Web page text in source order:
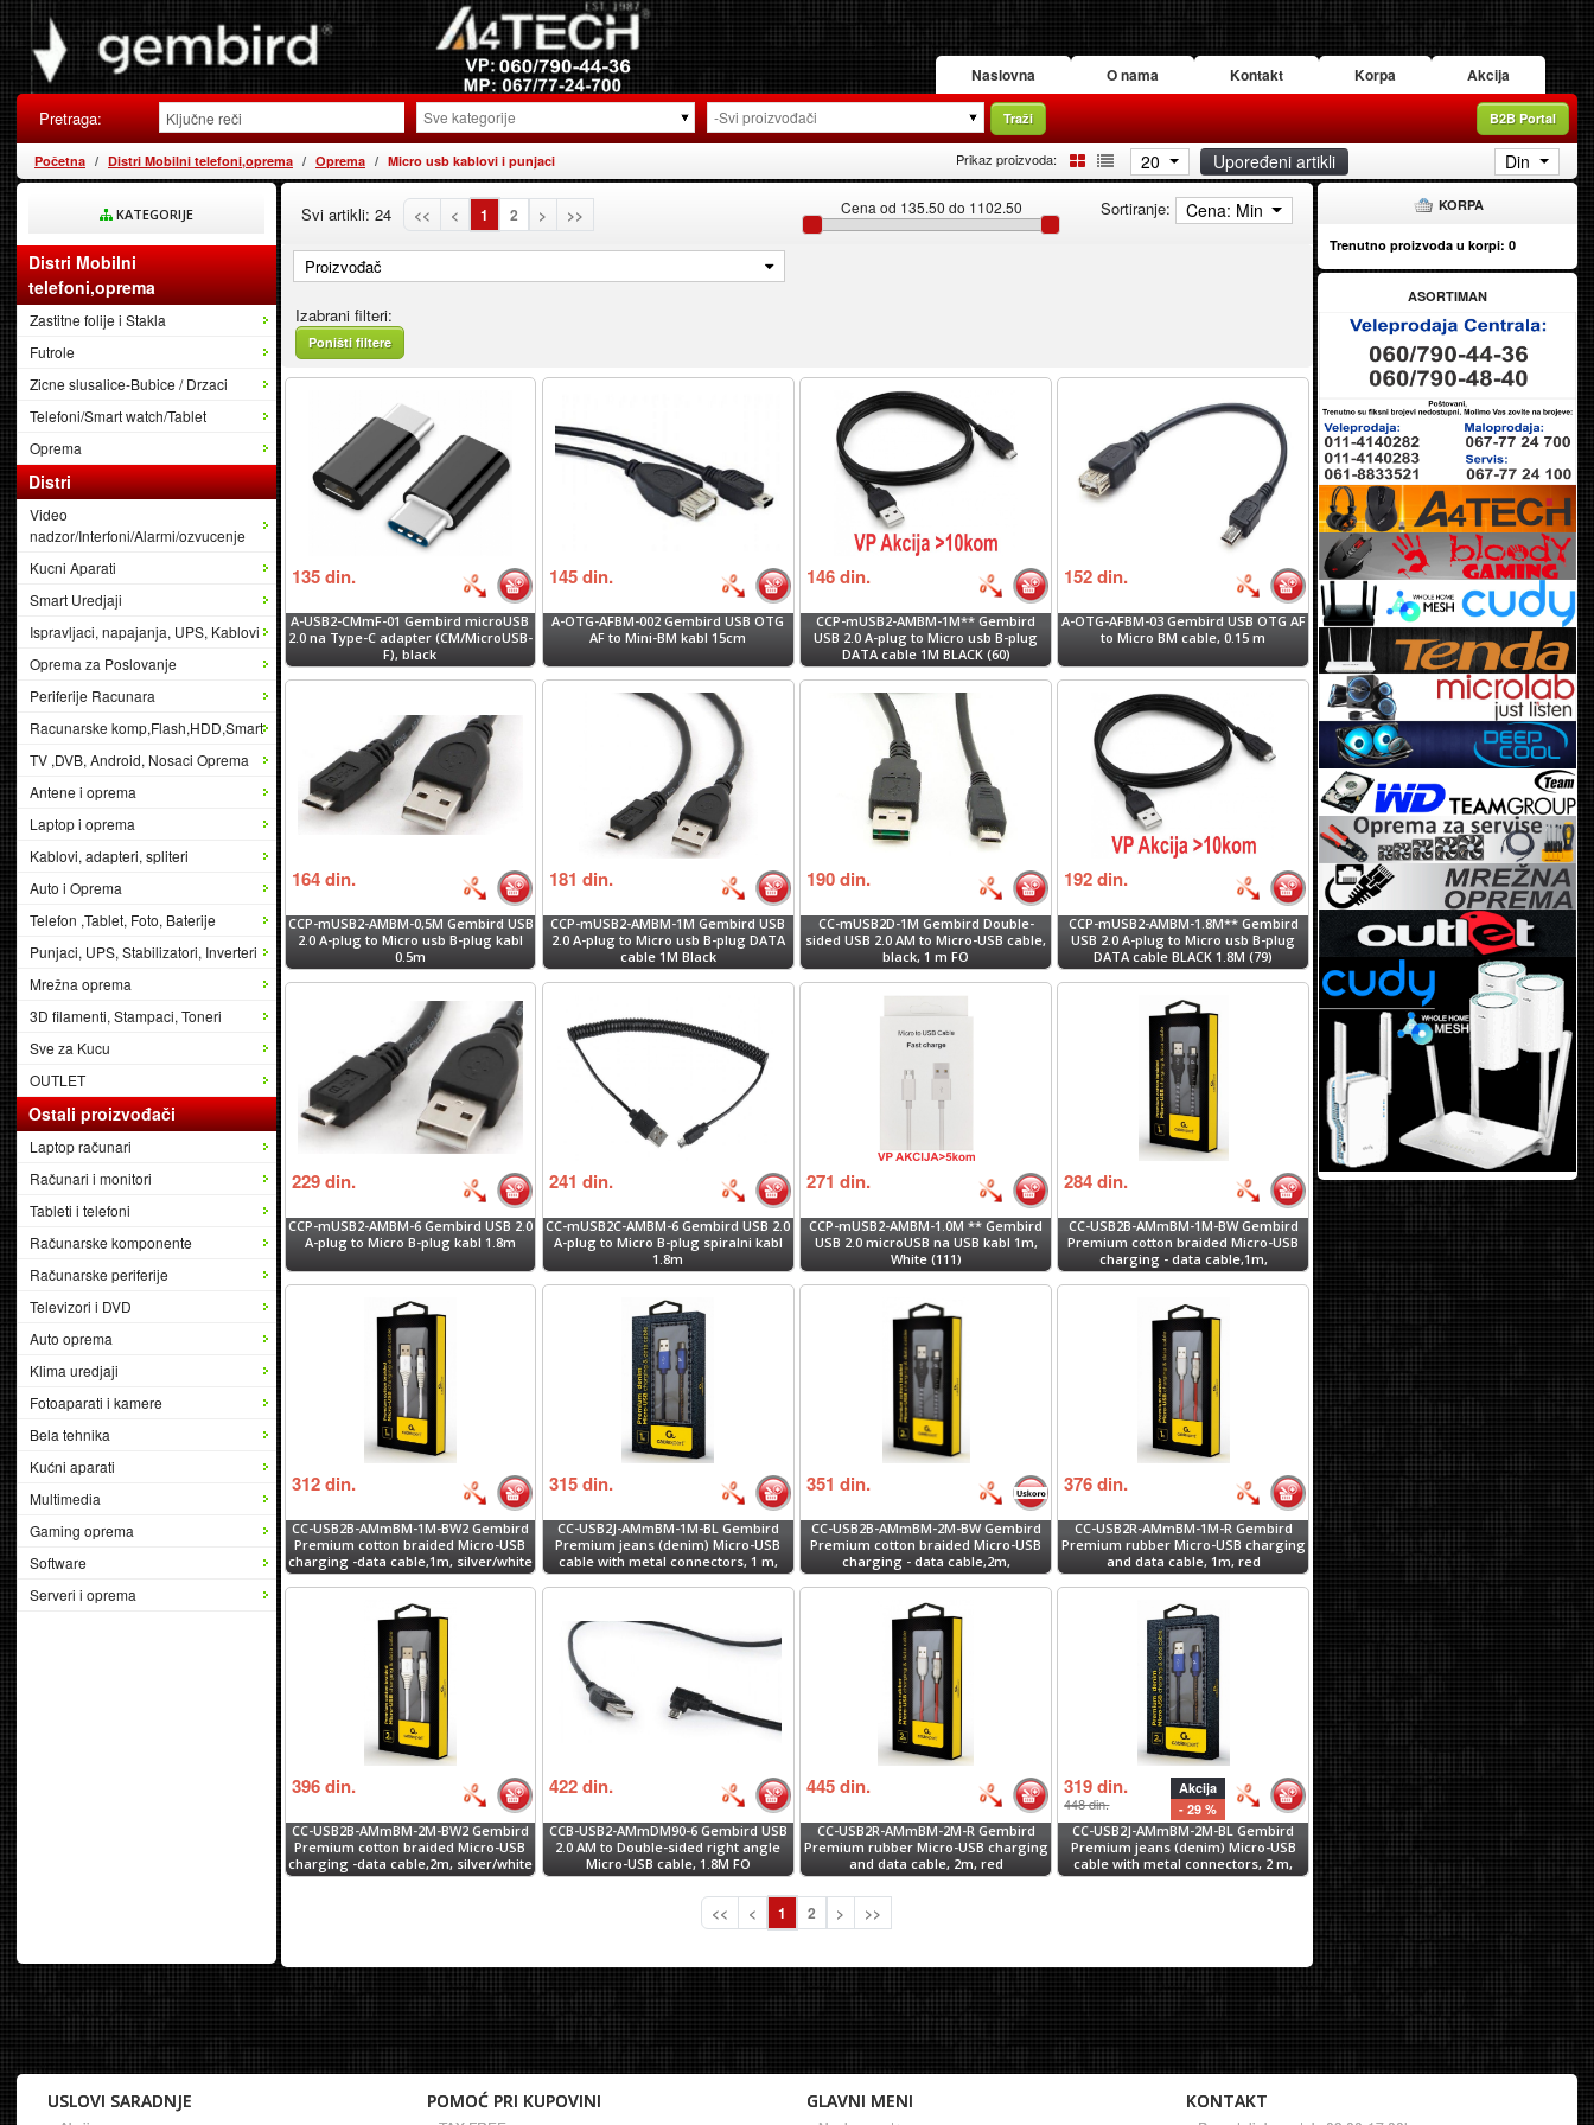
Naslovna O nama Kontakt Korpa Akcija
Pretraga: Traži B2B Portal
Početna Distri Mobilni telefoni,oprema Oprema Micro usb kablovi i punjaci Prikaz proizvoda: 20 Upoređeni artikli Din
KATEGORIJE
Distri Mobilni
telefoni,oprema
Zastitne folije i Stakla
Futrole
Zicne slusalice-Bubice / Drzaci
Telefoni/Smart watch/Tablet
Oprema
Distri
Video
nadzor/Interfoni/Alarmi/ozvucenje
Kucni Aparati
Smart Uredjaji
Ispravljaci, napajanja, UPS, Kablovi
Oprema za Poslovanje
Periferije Racunara
Racunarske komp,Flash,HDD,Smart
TV ,DVB, Android, Nosaci Oprema
Antene i oprema
Laptop i oprema
Kablovi, adapteri, spliteri
Auto i Oprema
Telefon ,Tablet, Foto, Baterije
Punjaci, UPS, Stabilizatori, Inverteri
Mrežna oprema
3D filamenti, Stampaci, Toneri
Sve za Kucu
OUTLET
Ostali proizvođači
Laptop računari
Računari i monitori
Tableti i telefoni
Računarske komponente
Računarske periferije
Televizori i DVD
Auto oprema
Klima uredjaji
Fotoaparati i kamere
Bela tehnika
Kućni aparati
Multimedia
Gaming oprema
Software
Serveri i oprema
Svi artikli: 24 << < 1 2 > >> Cena od 135.50 do 1102.50 Sortiranje: Cena: Min
Proizvođač
Izabrani filteri:
Poništi filtere
135din.
A-USB2-CMmF-01 Gembird microUSB
2.0 na Type-C adapter (CM/MicroUSB-
F), black
145din.
A-OTG-AFBM-002 Gembird USB OTG
AF to Mini-BM kabl 15cm
146din.
CCP-mUSB2-AMBM-1M** Gembird
USB 2.0 A-plug to Micro usb B-plug
DATA cable 1M BLACK (60)
152din.
A-OTG-AFBM-03 Gembird USB OTG AF
to Micro BM cable, 0.15 m
164din.
CCP-mUSB2-AMBM-0,5M Gembird USB
2.0 A-plug to Micro usb B-plug kabl
0.5m
181 din.
CCP-mUSB2-AMBM-1M Gembird USB
2.0 A-plug to Micro usb B-plug DATA
cable 1M Black
190din.
CC-mUSB2D-1M Gembird Double-
sided USB 2.0 AM to Micro-USB cable,
black, 1 m FO
192din.
CCP-mUSB2-AMBM-1.8M** Gembird
USB 2.0 A-plug to Micro usb B-plug
DATA cable BLACK 1.8M (79)
229din.
CCP-mUSB2-AMBM-6 Gembird USB 2.0
A-plug to Micro B-plug kabl 1.8m
241 din.
CC-mUSB2C-AMBM-6 Gembird USB 2.0
A-plug to Micro B-plug spiralni kabl
1.8m
271din.
CCP-mUSB2-AMBM-1.0M ** Gembird
USB 2.0 microUSB na USB kabl 1m,
White (111)
284din.
CC-USB2B-AMmBM-1M-BW Gembird
Premium cotton braided Micro-USB
charging - data cable,1m,
black/white
312din.
CC-USB2B-AMmBM-1M-BW2 Gembird
Premium cotton braided Micro-USB
charging -data cable,1m, silver/white
315din.
CC-USB2J-AMmBM-1M-BL Gembird
Premium jeans (denim) Micro-USB
cable with metal connectors, 1 m,
blue
351din.
CC-USB2B-AMmBM-2M-BW Gembird
Premium cotton braided Micro-USB
charging - data cable,2m,
black/white
376din.
CC-USB2R-AMmBM-1M-R Gembird
Premium rubber Micro-USB charging
and data cable, 1m, red
396din.
CC-USB2B-AMmBM-2M-BW2 Gembird
Premium cotton braided Micro-USB
charging -data cable,2m, silver/white
422din.
CCB-USB2-AMmDM90-6 Gembird USB
2.0 AM to Double-sided right angle
Micro-USB cable, 1.8M FO
445din.
CC-USB2R-AMmBM-2M-R Gembird
Premium rubber Micro-USB charging
and data cable, 2m, red
Akcija
- 29 %
319din.
448din.
CC-USB2J-AMmBM-2M-BL Gembird
Premium jeans (denim) Micro-USB
cable with metal connectors, 2 m,
blue
<< < 1 2 > >>
KORPA
Trenutno proizvoda u korpi: 0
ASORTIMAN
USLOVI SARADNJE POMOĆ PRI KUPOVINI GLAVNI MENI KONTAKT